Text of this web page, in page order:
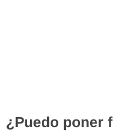
¿Puedo poner